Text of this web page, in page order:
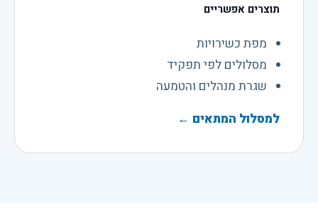
תוצרים אפשריים
מפת כשירויות
מסלולים לפי תפקיד
שגרת מנהלים והטמעה
למסלול המתאים ←